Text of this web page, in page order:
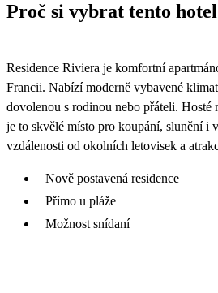
Proč si vybrat tento hotel
Residence Riviera je komfortní
Francii. Nabízí moderně vybavené
dovolenou s rodinou nebo přáteli.
je to skvělé místo pro koupání, slunění i
vzdálenosti od okolních letovisek a
Nově postavená residence
Přímo u pláže
Možnost snídaní